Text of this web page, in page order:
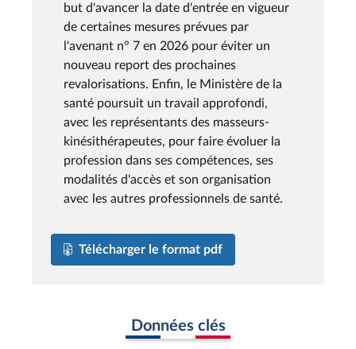
but d'avancer la date d'entrée en vigueur
de certaines mesures prévues par
l'avenant n° 7 en 2026 pour éviter un
nouveau report des prochaines
revalorisations. Enfin, le Ministère de la
santé poursuit un travail approfondi,
avec les représentants des masseurs-
kinésithérapeutes, pour faire évoluer la
profession dans ses compétences, ses
modalités d'accès et son organisation
avec les autres professionnels de santé.
Télécharger le format pdf
Données clés